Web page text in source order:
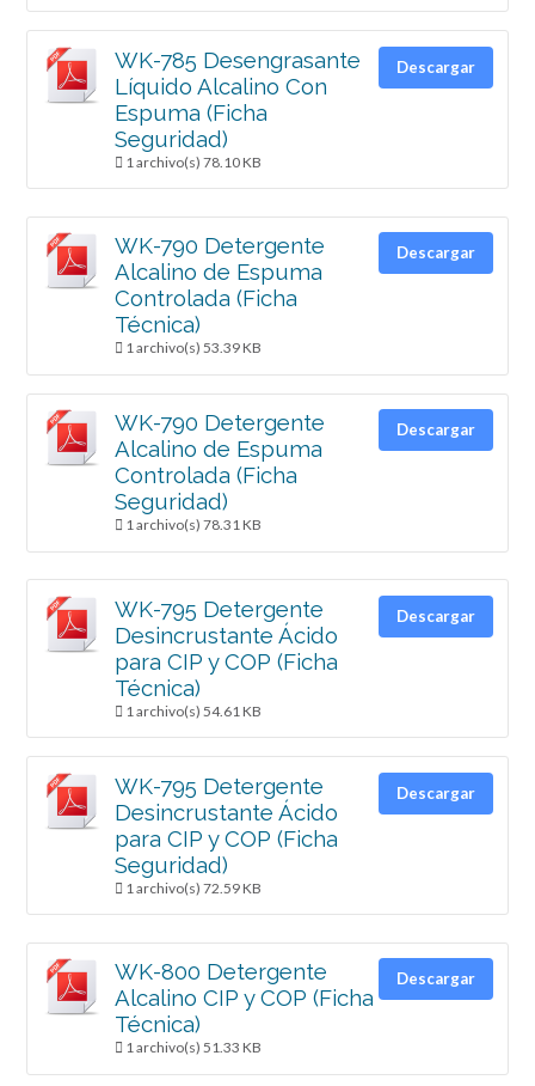
WK-785 Desengrasante
Líquido Alcalino Con
Espuma (Ficha
Seguridad)
1 archivo(s) 78.10 KB
Descargar
WK-790 Detergente
Alcalino de Espuma
Controlada (Ficha
Técnica)
1 archivo(s) 53.39 KB
Descargar
WK-790 Detergente
Alcalino de Espuma
Controlada (Ficha
Seguridad)
1 archivo(s) 78.31 KB
Descargar
WK-795 Detergente
Desincrustante Ácido
para CIP y COP (Ficha
Técnica)
1 archivo(s) 54.61 KB
Descargar
WK-795 Detergente
Desincrustante Ácido
para CIP y COP (Ficha
Seguridad)
1 archivo(s) 72.59 KB
Descargar
WK-800 Detergente
Alcalino CIP y COP (Ficha
Técnica)
1 archivo(s) 51.33 KB
Descargar